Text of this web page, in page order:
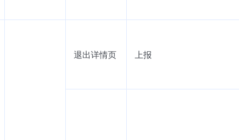
退出详情页 上报